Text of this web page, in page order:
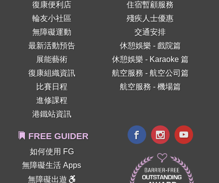
復康便利店
輪友小社區
無障礙運動
最新活動預告
展能藝術
復康組織資訊
比賽日程
進修課程
港鐵站資訊
住宿暫顧服務
殘疾人士優惠
交通安排
休憩娛樂 - 戲院篇
休憩娛樂 - Karaoke 篇
航空服務 - 航空公司篇
航空服務 - 機場篇
FREE GUIDER
如何使用 FG
無障礙生活 Apps
無障礙出遊